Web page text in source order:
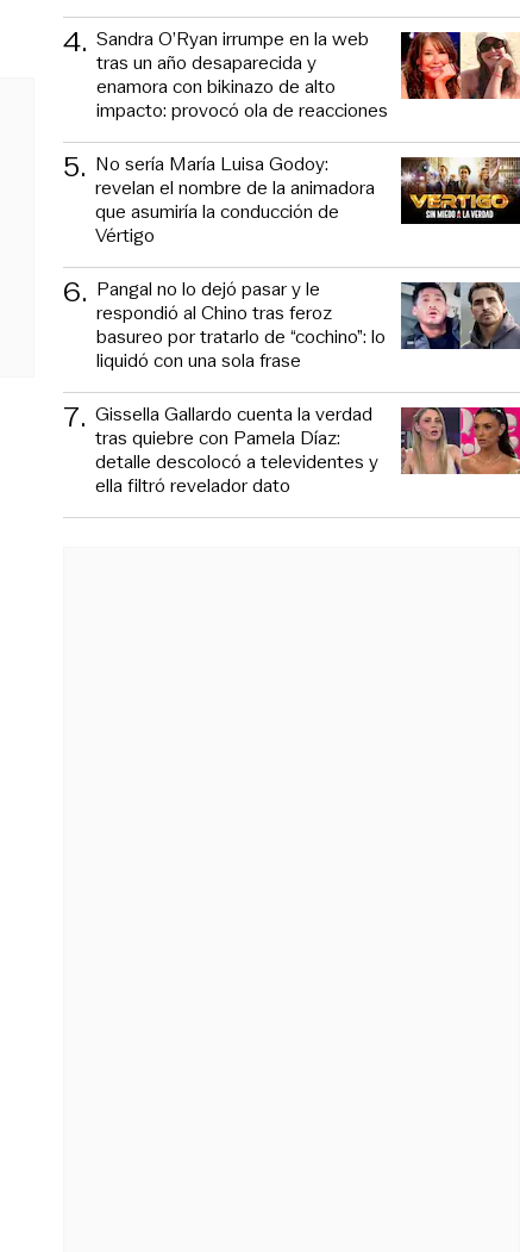
4. Sandra O’Ryan irrumpe en la web
tras un año desaparecida y
enamora con bikinazo de alto
impacto: provocó ola de reacciones
5. No sería María Luisa Godoy:
revelan el nombre de la animadora
que asumiría la conducción de
Vértigo
6. Pangal no lo dejó pasar y le
respondió al Chino tras feroz
basureo por tratarlo de “cochino”: lo
liquidó con una sola frase
7. Gissella Gallardo cuenta la verdad
tras quiebre con Pamela Díaz:
detalle descolocó a televidentes y
ella filtró revelador dato